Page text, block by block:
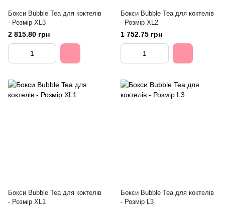
Бокси Bubble Tea для коктелів
- Розмір XL3
2 815.80 грн
Бокси Bubble Tea для коктелів
- Розмір XL2
1 752.75 грн
Бокси Bubble Tea для коктелів
- Розмір XL1
Бокси Bubble Tea для коктелів
- Розмір L3